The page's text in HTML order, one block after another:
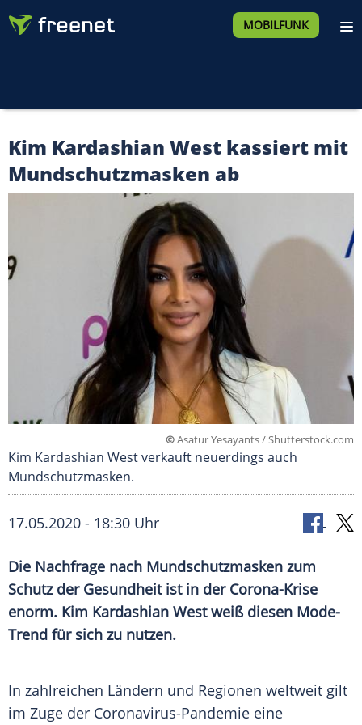
MOBILFUNK
Kim Kardashian West kassiert mit
Mundschutzmasken ab
©Asatur Yesayants / Shutterstock.com
Kim Kardashian West verkauft neuerdings auch
Mundschutzmasken.
17.05.2020 - 18:30 Uhr
Die Nachfrage nach Mundschutzmasken zum
Schutz der Gesundheit ist in der Corona-Krise
enorm. Kim Kardashian Westweiß diesen Mode-
Trend für sich zu nutzen.
In zahlreichen Ländern und Regionen weltweit gilt
im Zuge der Coronavirus-Pandemie eine